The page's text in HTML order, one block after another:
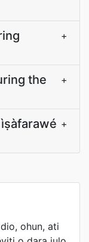
+
the
+
+
ohun, ati